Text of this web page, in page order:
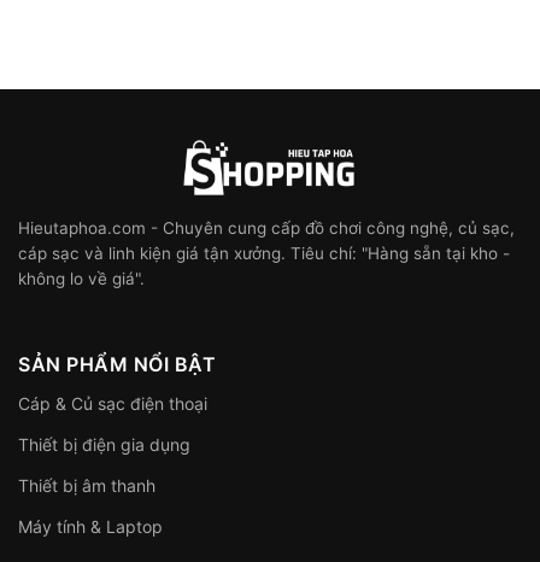
Hieutaphoa.com - Chuyên cung cấp đồ chơi công nghệ, củ sạc,
cáp sạc và linh kiện giá tận xưởng. Tiêu chí: "Hàng sẵn tại kho -
không lo về giá".
SẢN PHẨM NỔI BẬT
Cáp & Củ sạc điện thoại
Thiết bị điện gia dụng
Thiết bị âm thanh
Máy tính & Laptop